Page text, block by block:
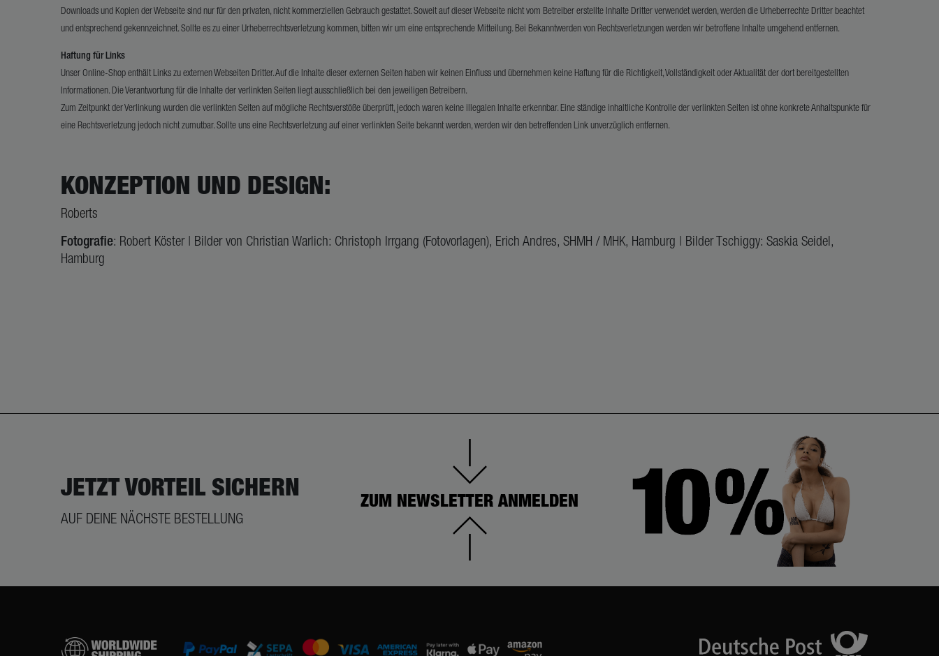
Downloads und Kopien der Webseite sind nur für den privaten, nicht kommerziellen Gebrauch gestattet. Soweit auf dieser Webseite nicht vom Betreiber erstellte Inhalte Dritter verwendet werden, werden die Urheberrechte Dritter beachtet
und entsprechend gekennzeichnet. Sollte es zu einer Urheberrechtsverletzung kommen, bitten wir um eine entsprechende Mitteilung. Bei Bekanntwerden von Rechtsverletzungen werden wir betroffene Inhalte umgehend entfernen.
Haftung für Links
Unser Online-Shop enthält Links zu externen Webseiten Dritter. Auf die Inhalte dieser externen Seiten haben wir keinen Einfluss und übernehmen keine Haftung für die Richtigkeit, Vollständigkeit oder Aktualität der dort bereitgestellten
Informationen. Die Verantwortung für die Inhalte der verlinkten Seiten liegt ausschließlich bei den jeweiligen Betreibern.
Zum Zeitpunkt der Verlinkung wurden die verlinkten Seiten auf mögliche Rechtsverstöße überprüft, jedoch waren keine illegalen Inhalte erkennbar. Eine ständige inhaltliche Kontrolle der verlinkten Seiten ist ohne konkrete Anhaltspunkte für
eine Rechtsverletzung jedoch nicht zumutbar. Sollte uns eine Rechtsverletzung auf einer verlinkten Seite bekannt werden, werden wir den betreffenden Link unverzüglich entfernen.
KONZEPTION UND DESIGN:
Roberts
Fotografie: Robert Köster | Bilder von Christian Warlich: Christoph Irrgang (Fotovorlagen), Erich Andres, SHMH / MHK, Hamburg | Bilder Tschiggy: Saskia Seidel,
Hamburg
JETZT VORTEIL SICHERN
AUF DEINE NÄCHSTE BESTELLUNG
ZUM NEWSLETTER ANMELDEN